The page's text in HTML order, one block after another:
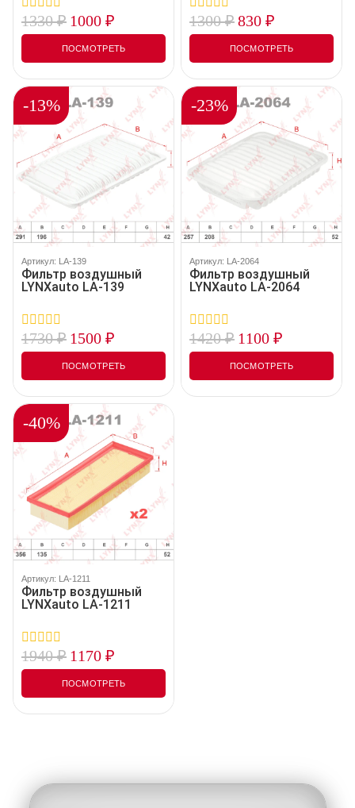
0
out
5
1330₽ 1000 ₽
ПОСМОТРЕТЬ
0
out
5
1300₽830 ₽
ПОСМОТРЕТЬ
-13%
Артикул: LA-139
Фильтр воздушный
LYNXauto LA-139
0
out
5
1730₽ 1500 ₽
ПОСМОТРЕТЬ
-23%
Артикул: LA-2064
Фильтр воздушный
LYNXauto LA-2064
0
out
5
1420₽ 1100 ₽
ПОСМОТРЕТЬ
-40%
Артикул: LA-1211
Фильтр воздушный
LYNXauto LA-1211
0
out
5
1940₽ 1170 ₽
ПОСМОТРЕТЬ